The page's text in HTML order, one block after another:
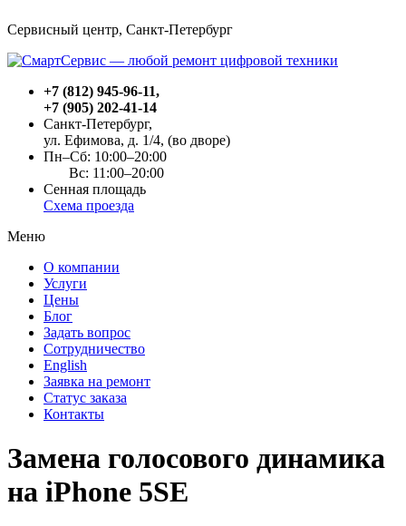
Сервисный центр, Cанкт-Петербург
+7 (812) 945-96-11,
+7 (905) 202-41-14
Санкт-Петербург,
ул. Ефимова, д. 1/4, (во дворе)
Пн–Сб: 10:00–20:00
Вс: 11:00–20:00
Сенная площадь
Схема проезда
Меню
О компании
Услуги
Цены
Блог
Задать вопрос
Сотрудничество
English
Заявка на ремонт
Статус заказа
Контакты
Замена голосового динамика
на iPhone 5SE